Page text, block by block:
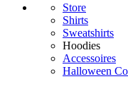
Store
Shirts
Sweatshirts
Hoodies
Accessoires
Halloween